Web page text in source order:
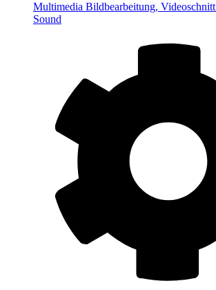
Multimedia Bildbearbeitung,
Sound